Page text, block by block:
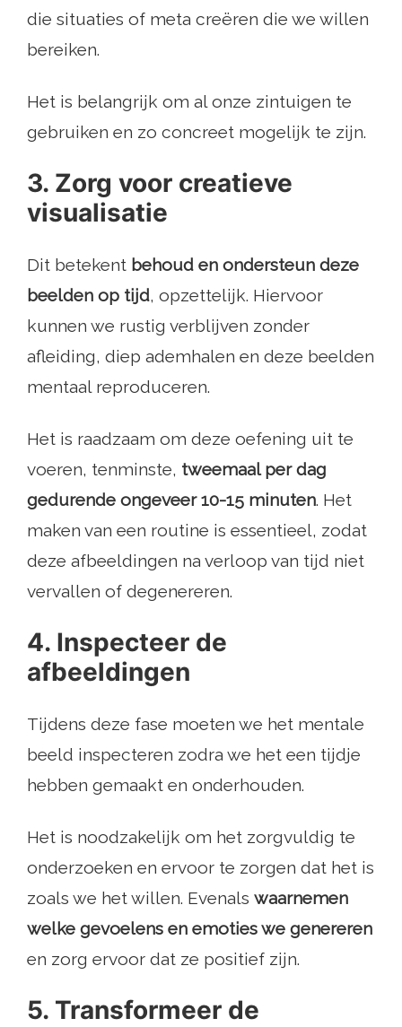
die situaties of meta creëren die we willen
bereiken.
Het is belangrijk om al onze zintuigen te
gebruiken en zo concreet mogelijk te zijn.
3. Zorg voor creatieve
visualisatie
Dit betekent behoud en ondersteun deze
beelden op tijd, opzettelijk. Hiervoor
kunnen we rustig verblijven zonder
afleiding, diep ademhalen en deze beelden
mentaal reproduceren.
Het is raadzaam om deze oefening uit te
voeren, tenminste, tweemaal per dag
gedurende ongeveer 10-15 minuten. Het
maken van een routine is essentieel, zodat
deze afbeeldingen na verloop van tijd niet
vervallen of degenereren.
4. Inspecteer de
afbeeldingen
Tijdens deze fase moeten we het mentale
beeld inspecteren zodra we het een tijdje
hebben gemaakt en onderhouden.
Het is noodzakelijk om het zorgvuldig te
onderzoeken en ervoor te zorgen dat het is
zoals we het willen. Evenals waarnemen
welke gevoelens en emoties we genereren
en zorg ervoor dat ze positief zijn.
5. Transformeer de